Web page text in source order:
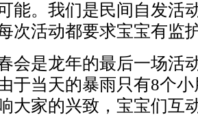
能。我们是民间自发活
次活动都要求宝宝有监
是龙年的最后一场活
于当天的暴雨只有8个
大家的兴致，宝宝们互